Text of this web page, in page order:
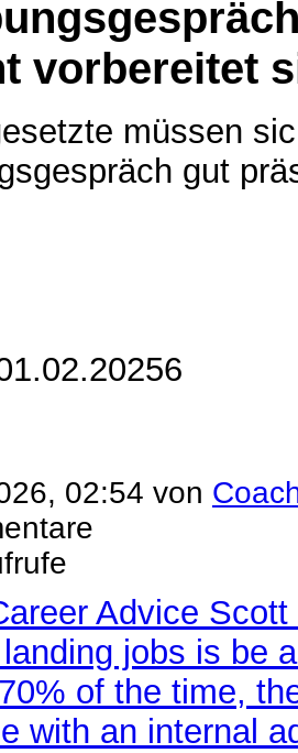
vorbereitet
müssen
gut
02:54 von
Advice
jobs is be
of the time,
with an internal